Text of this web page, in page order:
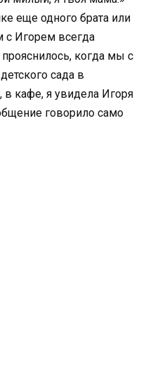
еще одного брата или
с Игорем всегда
когда мы с
сада в
в кафе, я увидела Игоря
говорило само